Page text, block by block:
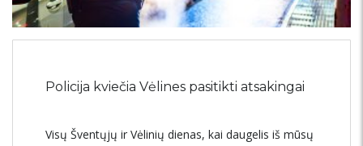
Policija kviečia Vėlines pasitikti atsakingai
Visų Šventųjų ir Vėlinių dienas, kai daugelis iš mūsų